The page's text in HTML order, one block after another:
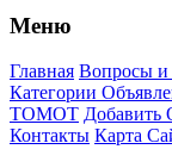
Меню
Главная Вопросы
Категории
ТОМОТ Добавить
Контакты Карта